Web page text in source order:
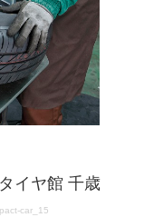
イヤ館 千歳
car_15